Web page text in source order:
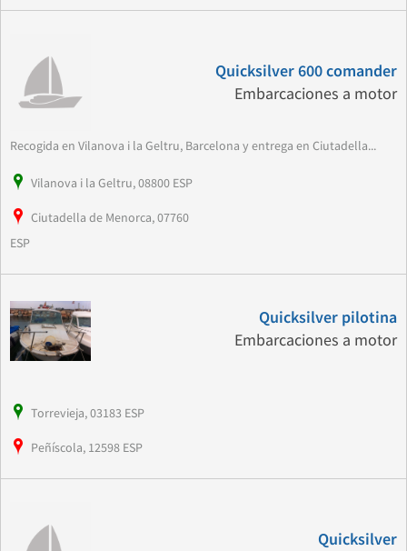
Quicksilver 600 comander
Embarcaciones a motor
Recogida en Vilanova i la Geltru, Barcelona y entrega en Ciutadella...
Vilanova i la Geltru, 08800 ESP
Ciutadella de Menorca, 07760
ESP
Quicksilver pilotina
Embarcaciones a motor
Torrevieja, 03183 ESP
Peñíscola, 12598 ESP
Quicksilver